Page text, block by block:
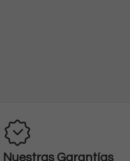
Nuestras Garantías